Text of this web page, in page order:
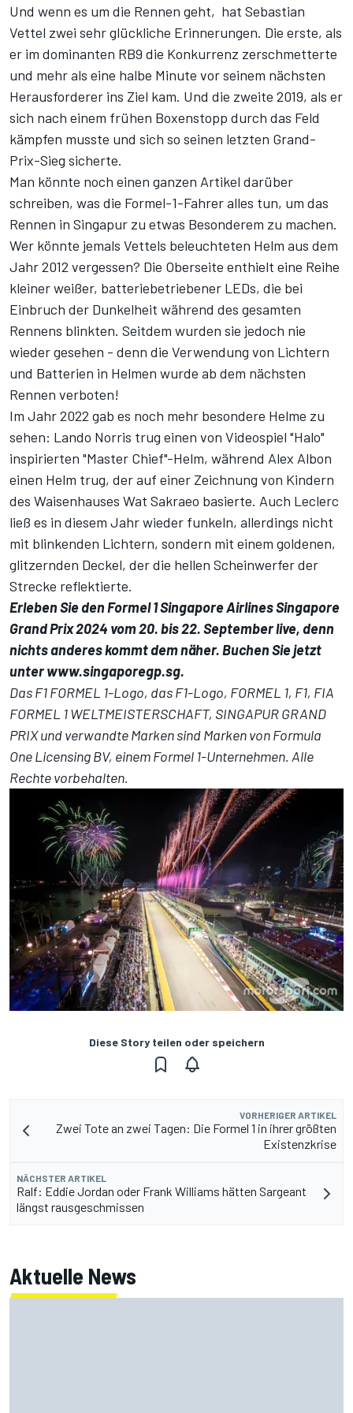
Und wenn es um die Rennen geht, hat Sebastian
Vettel zwei sehr glückliche Erinnerungen. Die erste, als
er im dominanten RB9 die Konkurrenz zerschmetterte
und mehr als eine halbe Minute vor seinem nächsten
Herausforderer ins Ziel kam. Und die zweite 2019, als er
sich nach einem frühen Boxenstopp durch das Feld
kämpfen musste und sich so seinen letzten Grand-
Prix-Sieg sicherte.
Man könnte noch einen ganzen Artikel darüber
schreiben, was die Formel-1-Fahrer alles tun, um das
Rennen in Singapur zu etwas Besonderem zu machen.
Wer könnte jemals Vettels beleuchteten Helm aus dem
Jahr 2012 vergessen? Die Oberseite enthielt eine Reihe
kleiner weißer, batteriebetriebener LEDs, die bei
Einbruch der Dunkelheit während des gesamten
Rennens blinkten. Seitdem wurden sie jedoch nie
wieder gesehen - denn die Verwendung von Lichtern
und Batterien in Helmen wurde ab dem nächsten
Rennen verboten!
Im Jahr 2022 gab es noch mehr besondere Helme zu
sehen: Lando Norris trug einen von Videospiel "Halo"
inspirierten "Master Chief"-Helm, während Alex Albon
einen Helm trug, der auf einer Zeichnung von Kindern
des Waisenhauses Wat Sakraeo basierte. Auch Leclerc
ließ es in diesem Jahr wieder funkeln, allerdings nicht
mit blinkenden Lichtern, sondern mit einem goldenen,
glitzernden Deckel, der die hellen Scheinwerfer der
Strecke reflektierte.
Erleben Sie den Formel 1 Singapore Airlines Singapore
Grand Prix 2024 vom 20. bis 22. September live, denn
nichts anderes kommt dem näher. Buchen Sie jetzt
unterwww.singaporegp.sg.
Das F1 FORMEL 1-Logo, das F1-Logo, FORMEL 1, F1, FIA
FORMEL 1 WELTMEISTERSCHAFT, SINGAPUR GRAND
PRIX und verwandte Marken sind Marken von Formula
One Licensing BV, einem Formel 1-Unternehmen. Alle
Rechte vorbehalten.
Diese Story teilen oder speichern
VORHERIGER ARTIKEL
Zwei Tote an zwei Tagen: Die Formel 1 in ihrer größten
Existenzkrise
NÄCHSTER ARTIKEL
Ralf: Eddie Jordan oder Frank Williams hätten Sargeant
längst rausgeschmissen
Aktuelle News